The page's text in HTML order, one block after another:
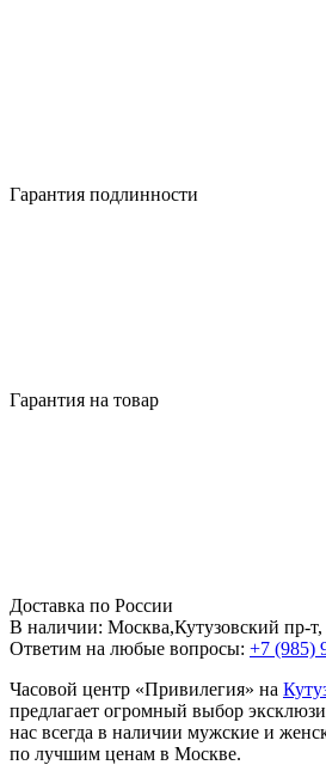
Гарантия подлинности
Гарантия на товар
Доставка по России
В наличии: Москва,Кутузовский пр-т,
Ответим на любые вопросы: +7 (985)
Часовой центр «Привилегия» на
предлагает огромный выбор
нас всегда в наличии мужские и
по лучшим ценам в Москве.